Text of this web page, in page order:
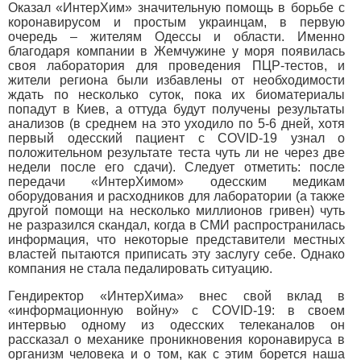
Оказал «ИнтерХим» значительную помощь в борьбе с
коронавирусом и простым украинцам, в первую
очередь – жителям Одессы и области. Именно
благодаря компании в Жемчужине у моря появилась
своя лаборатория для проведения ПЦР-тестов, и
жители региона были избавлены от необходимости
ждать по несколько суток, пока их биоматериалы
попадут в Киев, а оттуда будут получены результаты
анализов (в среднем на это уходило по 5-6 дней, хотя
первый одесский пациент с COVID-19 узнал о
положительном результате теста чуть ли не через две
недели после его сдачи). Следует отметить: после
передачи «ИнтерХимом» одесским медикам
оборудования и расходников для лаборатории (а также
другой помощи на несколько миллионов гривен) чуть
не разразился скандал, когда в СМИ распространилась
информация, что некоторые представители местных
властей пытаются приписать эту заслугу себе. Однако
компания не стала педалировать ситуацию.
Гендиректор «ИнтерХима» внес свой вклад в
«информационную войну» с COVID-19: в своем
интервью одному из одесских телеканалов он
рассказал о механике проникновения коронавируса в
организм человека и о том, как с этим борется наша